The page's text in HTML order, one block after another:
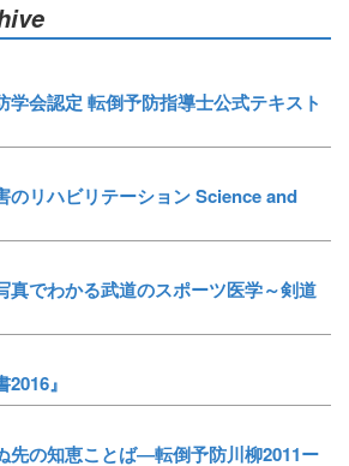
学会認定 転倒予防指導士公式テキスト
のリハビリテーション Science and
真でわかる武道のスポーツ医学～剣道
』
先の知恵ことば―転倒予防川柳2011ー